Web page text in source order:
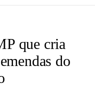
que cria
do